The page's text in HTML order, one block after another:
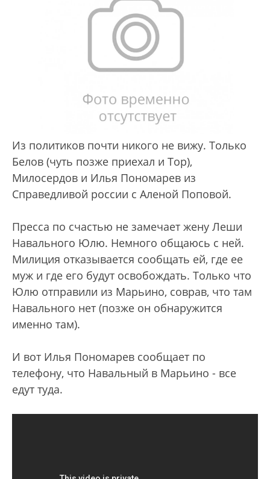
Из политиков почти никого не вижу. Только
Белов (чуть позже приехал и Тор),
Милосердов и Илья Пономарев из
Справедливой россии с Аленой Поповой.
Пресса по счастью не замечает жену Леши
Навального Юлю. Немного общаюсь с ней.
Милиция отказывается сообщать ей, где ее
муж и где его будут освобождать. Только что
Юлю отправили из Марьино, соврав, что там
Навального нет (позже он обнаружится
именно там).
И вот Илья Пономарев сообщает по
телефону, что Навальный в Марьино - все
едут туда.